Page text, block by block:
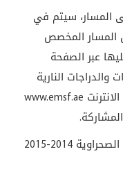
المسار، سيتم في
المسار المخصص
عبر الصفحة
والدراجات النارية
على الفايسبوك، أو موقع الاتحاد على الانترنت www.emsf.ae
ترتيب المتسابقين في بطولة الإمارات الصحراوية 2014-2015